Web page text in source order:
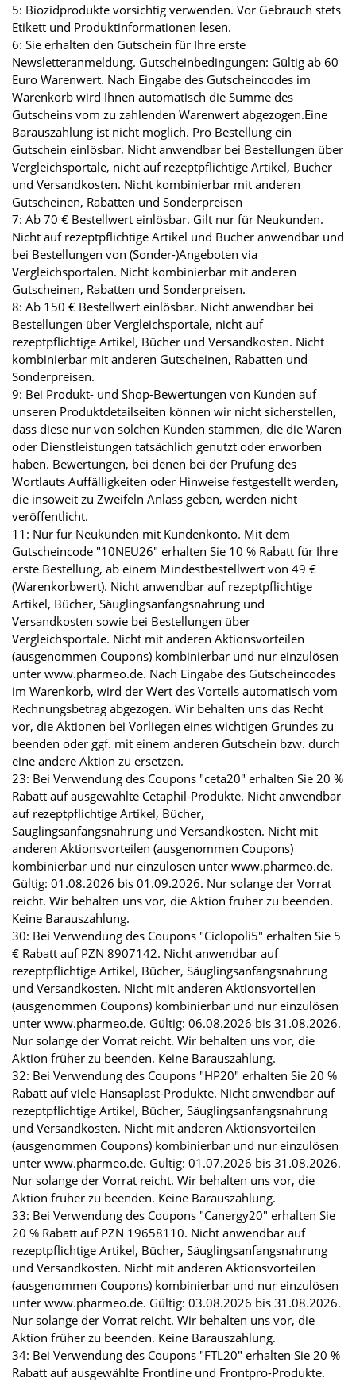
5: Biozidprodukte vorsichtig verwenden. Vor Gebrauch stets
Etikett und Produktinformationen lesen.
6: Sie erhalten den Gutschein für Ihre erste
Newsletteranmeldung. Gutscheinbedingungen: Gültig ab 60
Euro Warenwert. Nach Eingabe des Gutscheincodes im
Warenkorb wird Ihnen automatisch die Summe des
Gutscheins vom zu zahlenden Warenwert abgezogen.Eine
Barauszahlung ist nicht möglich. Pro Bestellung ein
Gutschein einlösbar. Nicht anwendbar bei Bestellungen über
Vergleichsportale, nicht auf rezeptpflichtige Artikel, Bücher
und Versandkosten. Nicht kombinierbar mit anderen
Gutscheinen, Rabatten und Sonderpreisen
7: Ab 70 € Bestellwert einlösbar. Gilt nur für Neukunden.
Nicht auf rezeptpflichtige Artikel und Bücher anwendbar und
bei Bestellungen von (Sonder-)Angeboten via
Vergleichsportalen. Nicht kombinierbar mit anderen
Gutscheinen, Rabatten und Sonderpreisen.
8: Ab 150 € Bestellwert einlösbar. Nicht anwendbar bei
Bestellungen über Vergleichsportale, nicht auf
rezeptpflichtige Artikel, Bücher und Versandkosten. Nicht
kombinierbar mit anderen Gutscheinen, Rabatten und
Sonderpreisen.
9: Bei Produkt- und Shop-Bewertungen von Kunden auf
unseren Produktdetailseiten können wir nicht sicherstellen,
dass diese nur von solchen Kunden stammen, die die Waren
oder Dienstleistungen tatsächlich genutzt oder erworben
haben. Bewertungen, bei denen bei der Prüfung des
Wortlauts Auffälligkeiten oder Hinweise festgestellt werden,
die insoweit zu Zweifeln Anlass geben, werden nicht
veröffentlicht.
11: Nur für Neukunden mit Kundenkonto. Mit dem
Gutscheincode "10NEU26" erhalten Sie 10 % Rabatt für Ihre
erste Bestellung, ab einem Mindestbestellwert von 49 €
(Warenkorbwert). Nicht anwendbar auf rezeptpflichtige
Artikel, Bücher, Säuglingsanfangsnahrung und
Versandkosten sowie bei Bestellungen über
Vergleichsportale. Nicht mit anderen Aktionsvorteilen
(ausgenommen Coupons) kombinierbar und nur einzulösen
unter www.pharmeo.de. Nach Eingabe des Gutscheincodes
im Warenkorb, wird der Wert des Vorteils automatisch vom
Rechnungsbetrag abgezogen. Wir behalten uns das Recht
vor, die Aktionen bei Vorliegen eines wichtigen Grundes zu
beenden oder ggf. mit einem anderen Gutschein bzw. durch
eine andere Aktion zu ersetzen.
23: Bei Verwendung des Coupons "ceta20" erhalten Sie 20 %
Rabatt auf ausgewählte Cetaphil-Produkte. Nicht anwendbar
auf rezeptpflichtige Artikel, Bücher,
Säuglingsanfangsnahrung und Versandkosten. Nicht mit
anderen Aktionsvorteilen (ausgenommen Coupons)
kombinierbar und nur einzulösen unter www.pharmeo.de.
Gültig: 01.08.2026 bis 01.09.2026. Nur solange der Vorrat
reicht. Wir behalten uns vor, die Aktion früher zu beenden.
Keine Barauszahlung.
30: Bei Verwendung des Coupons "Ciclopoli5" erhalten Sie 5
€ Rabatt auf PZN 8907142. Nicht anwendbar auf
rezeptpflichtige Artikel, Bücher, Säuglingsanfangsnahrung
und Versandkosten. Nicht mit anderen Aktionsvorteilen
(ausgenommen Coupons) kombinierbar und nur einzulösen
unter www.pharmeo.de. Gültig: 06.08.2026 bis 31.08.2026.
Nur solange der Vorrat reicht. Wir behalten uns vor, die
Aktion früher zu beenden. Keine Barauszahlung.
32: Bei Verwendung des Coupons "HP20" erhalten Sie 20 %
Rabatt auf viele Hansaplast-Produkte. Nicht anwendbar auf
rezeptpflichtige Artikel, Bücher, Säuglingsanfangsnahrung
und Versandkosten. Nicht mit anderen Aktionsvorteilen
(ausgenommen Coupons) kombinierbar und nur einzulösen
unter www.pharmeo.de. Gültig: 01.07.2026 bis 31.08.2026.
Nur solange der Vorrat reicht. Wir behalten uns vor, die
Aktion früher zu beenden. Keine Barauszahlung.
33: Bei Verwendung des Coupons "Canergy20" erhalten Sie
20 % Rabatt auf PZN 19658110. Nicht anwendbar auf
rezeptpflichtige Artikel, Bücher, Säuglingsanfangsnahrung
und Versandkosten. Nicht mit anderen Aktionsvorteilen
(ausgenommen Coupons) kombinierbar und nur einzulösen
unter www.pharmeo.de. Gültig: 03.08.2026 bis 31.08.2026.
Nur solange der Vorrat reicht. Wir behalten uns vor, die
Aktion früher zu beenden. Keine Barauszahlung.
34: Bei Verwendung des Coupons "FTL20" erhalten Sie 20 %
Rabatt auf ausgewählte Frontline und Frontpro-Produkte.